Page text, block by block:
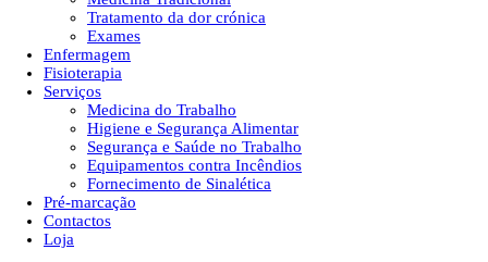
Tratamento da dor crónica
Exames
Enfermagem
Fisioterapia
Serviços
Medicina do Trabalho
Higiene e Segurança Alimentar
Segurança e Saúde no Trabalho
Equipamentos contra Incêndios
Fornecimento de Sinalética
Pré-marcação
Contactos
Loja